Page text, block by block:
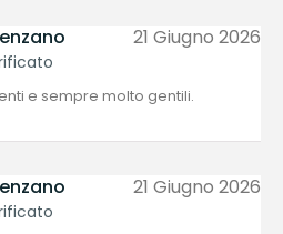
21 Giugno 2026
e sempre molto gentili.
21 Giugno 2026